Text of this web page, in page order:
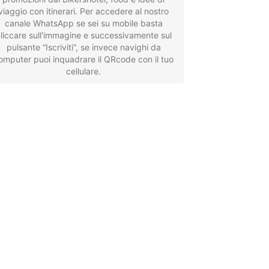
con itinerari. Per accedere al nostro
canale WhatsApp se sei su mobile basta
sull'immagine e successivamente sul
pulsante “Iscriviti”, se invece navighi da
puoi inquadrare il QRcode con il tuo
cellulare.